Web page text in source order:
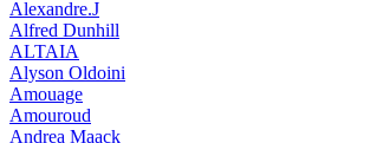
Alexandre.J
Alfred Dunhill
ALTAIA
Alyson Oldoini
Amouage
Amouroud
Andrea Maack